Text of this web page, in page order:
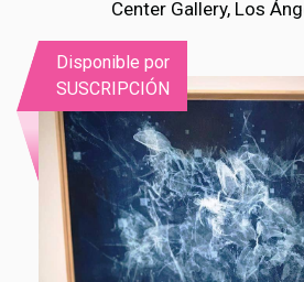
Center Gallery, Los
Disponible por
SUSCRIPCIÓN